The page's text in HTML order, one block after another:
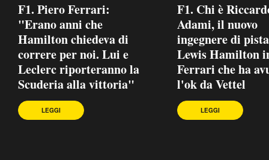
F1. Piero Ferrari:
"Erano anni che
Hamilton chiedeva di
correre per noi. Lui e
Leclerc riporteranno la
Scuderia alla vittoria"
LEGGI
F1. Chi è
Adami, il nuovo
ingegnere di
Lewis Hamilton
Ferrari che ha
l'ok da Vettel
LEGGI